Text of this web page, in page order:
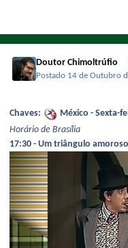
Doutor Chimoltrúfio
Postado 14 de Outubro
Chaves:
México - Sexta-
Horário de Brasília
17:30 - Um triângulo